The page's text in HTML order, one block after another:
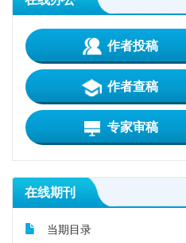
作者投稿
作者查稿
专家审稿
在线期刊
当期目录